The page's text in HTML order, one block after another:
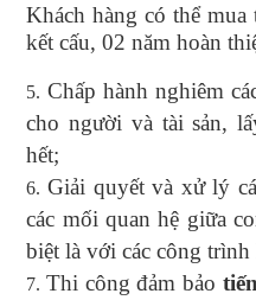
Khách hàng có thể
kết cấu, 02 năm hoàn
Chấp hành nghiêm
cho người và tài sản,
hết;
Giải quyết và xử lý
các mối quan hệ giữa
biệt là với các công trình
Thi công đảm bảo